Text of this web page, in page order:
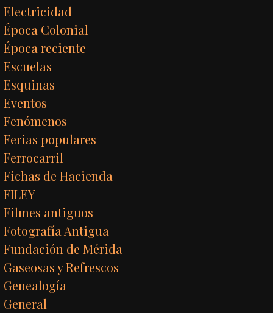
Electricidad
Época Colonial
Época reciente
Escuelas
Esquinas
Eventos
Fenómenos
Ferias populares
Ferrocarril
Fichas de Hacienda
FILEY
Filmes antiguos
Fotografía Antigua
Fundación de Mérida
Gaseosas y Refrescos
Genealogía
General